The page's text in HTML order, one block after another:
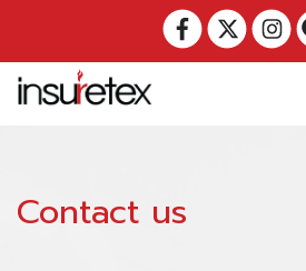
Contact us